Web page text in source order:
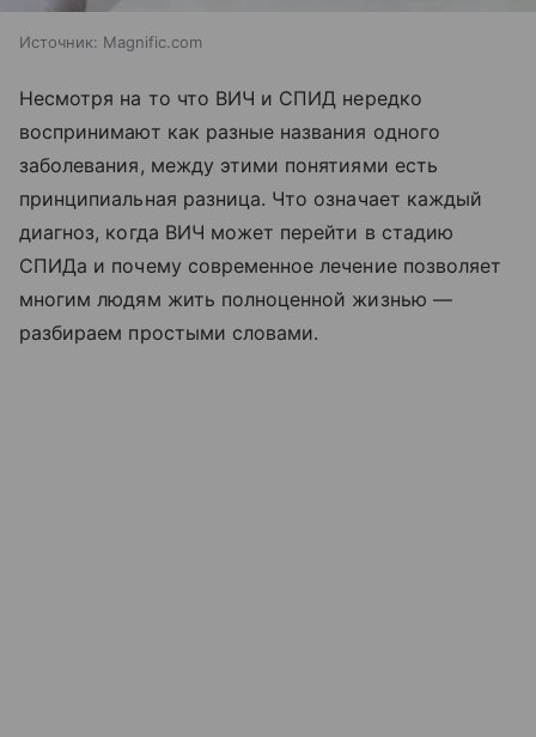
Источник: Magnific.com
Несмотря на то что ВИЧ и СПИД нередко
воспринимают как разные названия одного
заболевания, между этими понятиями есть
принципиальная разница. Что означает каждый
диагноз, когда ВИЧ может перейти в стадию
СПИДа и почему современное лечение позволяет
многим людям жить полноценной жизнью —
разбираем простыми словами.